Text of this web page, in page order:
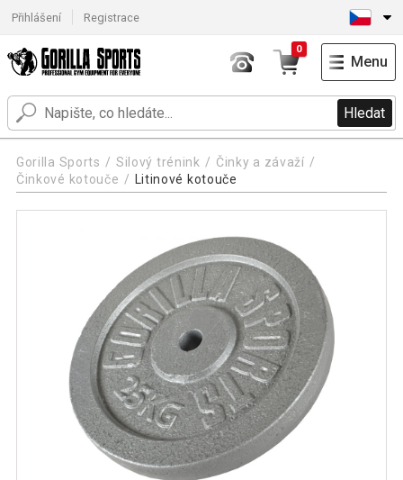
Přihlášení Registrace
Hledat
0
Menu
Gorilla Sports Silový trénink
Činky a závaží
Činkové kotouče
Litinové kotouče